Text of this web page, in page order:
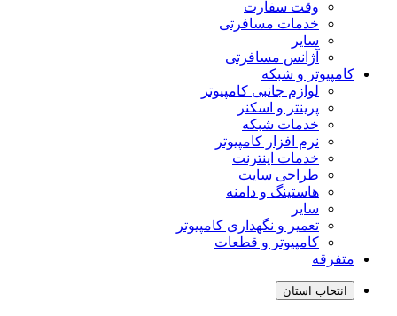
وقت سفارت
خدمات مسافرتی
سایر
آژانس مسافرتی
کامپیوتر و شبکه
لوازم جانبی کامپیوتر
پرینتر و اسکنر
خدمات شبکه
نرم افزار کامپیوتر
خدمات اینترنت
طراحی سایت
هاستینگ و دامنه
سایر
تعمیر و نگهداری کامپیوتر
کامپیوتر و قطعات
متفرقه
انتخاب استان